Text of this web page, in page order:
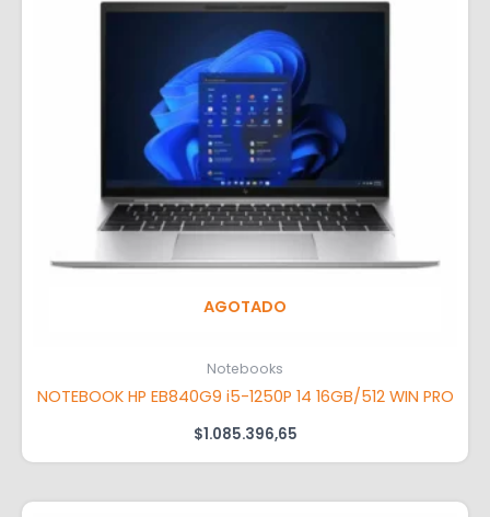
AGOTADO
Notebooks
NOTEBOOK HP EB840G9 i5-1250P 14 16GB/512 WIN PRO
$1.085.396,65